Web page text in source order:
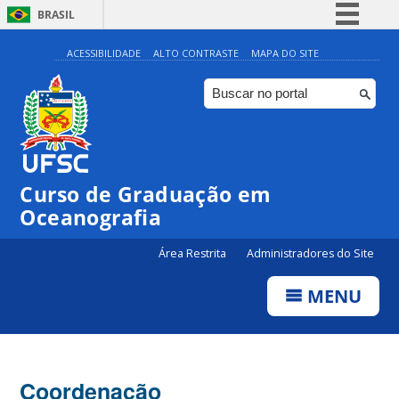
BRASIL
Simplifique!
Comunica BR
Participe
Canais
ACESSIBILIDADE ALTO CONTRASTE MAPA DO SITE
Curso de Graduação em
Oceanografia
Área Restrita Administradores do Site
MENU
Coordenação